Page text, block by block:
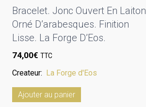
Bracelet. Jonc Ouvert En Laiton
Orné D’arabesques. Finition
Lisse. La Forge D’Eos.
74,00€ TTC
Createur: La Forge d'Eos
Ajouter au panier